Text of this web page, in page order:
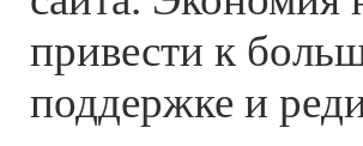
привести к
поддержке и